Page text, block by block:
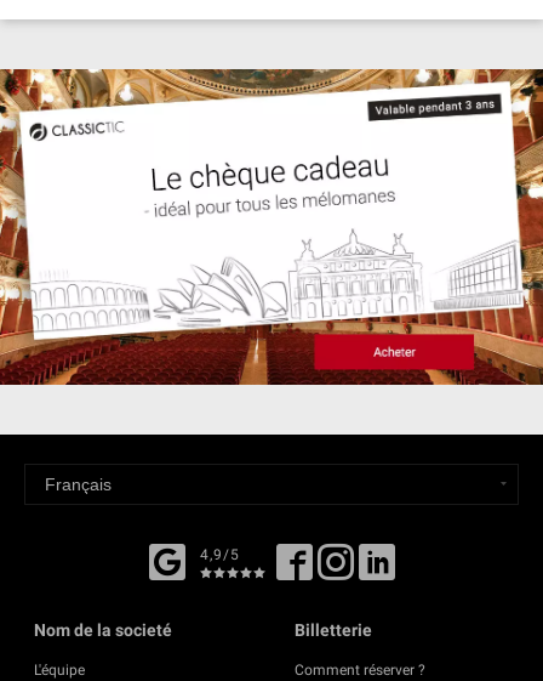
4,9/5
Nom de la societé
L'équipe
Billetterie
Comment réserver ?